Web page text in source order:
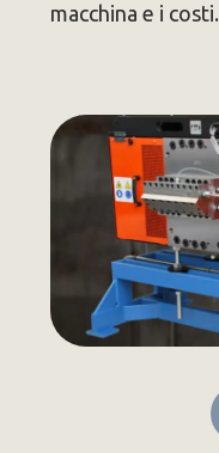
macchina e i costi.